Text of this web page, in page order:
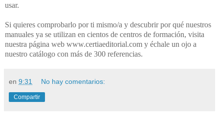
usar.
Si quieres comprobarlo por ti mismo/a y descubrir por qué nuestros
manuales ya se utilizan en cientos de centros de formación, visita
nuestra página web www.certiaeditorial.com y échale un ojo a
nuestro catálogo con más de 300 referencias.
en 9:31 No hay comentarios:
Compartir